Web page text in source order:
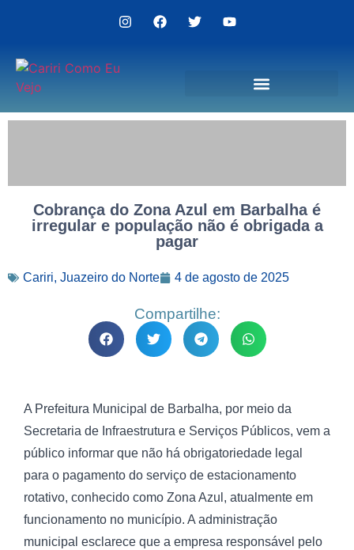
Cobrança do Zona Azul em Barbalha é
irregular e população não é obrigada a
pagar
Cariri, Juazeiro do Norte 4 de agosto de 2025
Compartilhe:
A Prefeitura Municipal de Barbalha, por meio da
Secretaria de Infraestrutura e Serviços Públicos, vem a
público informar que não há obrigatoriedade legal
para o pagamento do serviço de estacionamento
rotativo, conhecido como Zona Azul, atualmente em
funcionamento no município. A administração
municipal esclarece que a empresa responsável pelo